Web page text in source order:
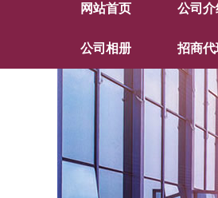
网站首页 公司介
公司相册 招商代